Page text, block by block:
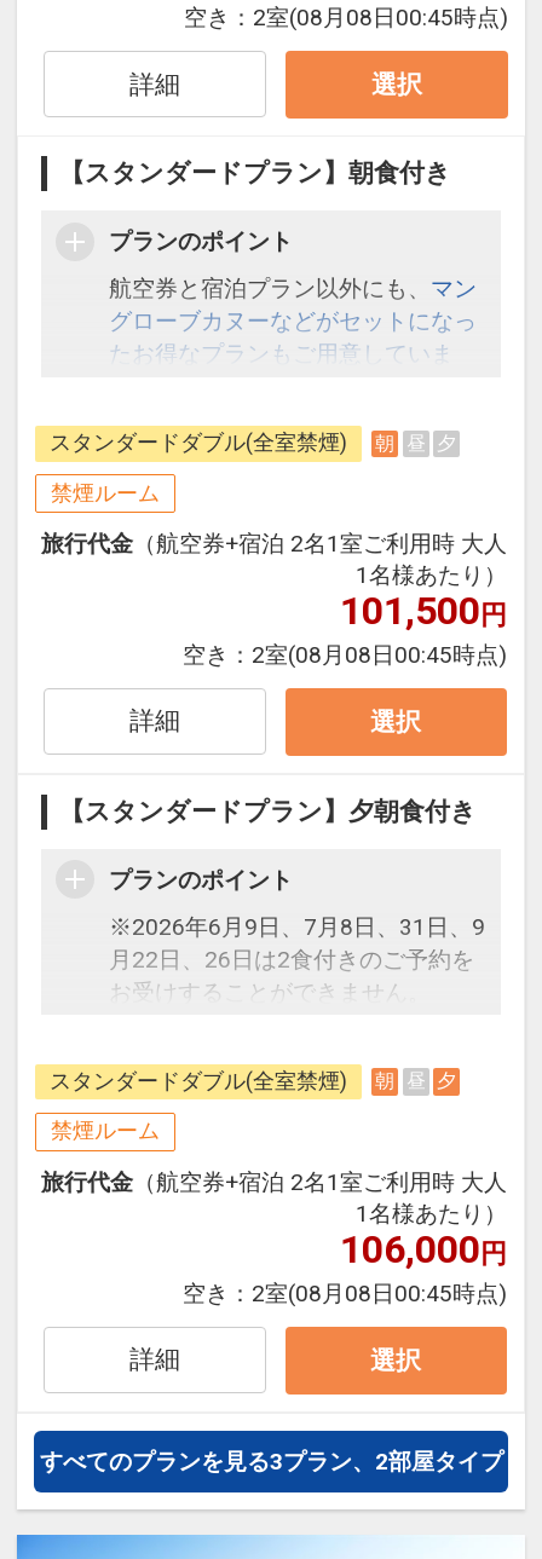
空き： 2室(08月08日00:45時点)
詳細 選択
【スタンダードプラン】朝食付き
プランのポイント
航空券と宿泊プラン以外にも、 マン
グローブカヌーなどがセットになっ
たお得なプランもご用意していま
スタンダードダブル(全室禁煙) 朝 昼 夕
禁煙ルーム
旅行代金 （航空券+宿泊 2名1室ご利用時 大人
1名様あたり）
101,500円
空き： 2室(08月08日00:45時点)
詳細 選択
【スタンダードプラン】夕朝食付き
プランのポイント
※2026年6月9日、7月8日、31日、9
月22日、26日は2食付きのご予約を
お受けすることができません。
食付きに変更させていただきますの
で、ご了承ください。
航空券と宿泊プラン以外にも、
グローブカヌーなどがセットになっ
たお得なプランもご用意していま
から検索してください。
スタンダードダブル(全室禁煙) 朝 昼 夕
禁煙ルーム
旅行代金 （航空券+宿泊 2名1室ご利用時 大人
1名様あたり）
106,000円
空き： 2室(08月08日00:45時点)
詳細 選択
すべてのプランを見る3プラン、2部屋タイプ